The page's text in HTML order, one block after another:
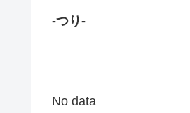
-つり-
No data